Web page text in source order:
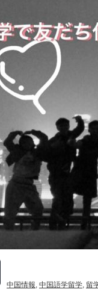
中国情報, 中国語学留学, 留